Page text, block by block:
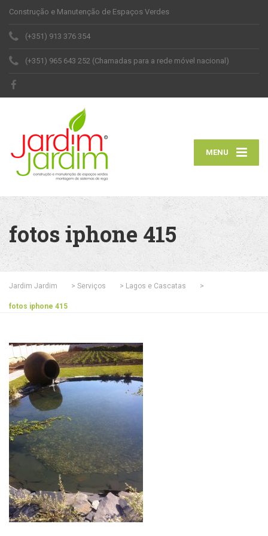
Construção e Manutenção de Espaços Verdes
(+351) 913 376 354
(+351) 965 643 252 (Chamadas para a rede móvel nacional)
MENU
fotos iphone 415
Jardim Jardim > Serviços > Lagos e Cascatas >
fotos iphone 415